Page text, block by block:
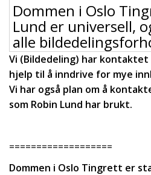
Dommen i Oslo
Lund er universell,
alle
Vi (Bildedeling) har
hjelp til å inndrive for mye
Vi har også plan om å
som Robin Lund har brukt.
===================
Dommen i Oslo Tingrett er